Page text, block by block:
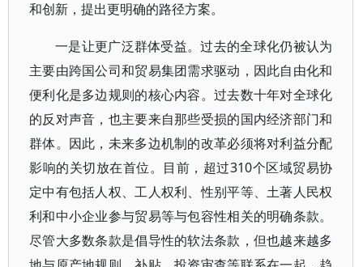
和创新，提出更明确的路径方案。
一是让更广泛群体受益。过去的全球化仍被认为
主要由跨国公司和贸易集团需求驱动，因此自由化和
便利化是多边规则的核心内容。过去数十年对全球化
的反对声音，也主要来自那些受损的国内经济部门和
群体。因此，未来多边机制的改革必须将对利益分配
影响的关切放在首位。目前，超过310个区域贸易协
定中有包括人权、工人权利、性别平等、土著人民权
利和中小企业参与贸易等与包容性相关的明确条款。
尽管大多数条款是倡导性的软法条款，但也越来越多